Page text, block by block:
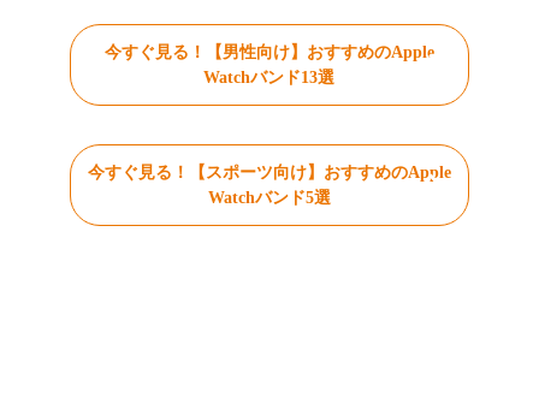
今すぐ見る！【男性向け】おすすめのApple
Watchバンド13選
今すぐ見る！【スポーツ向け】おすすめのApple
Watchバンド5選